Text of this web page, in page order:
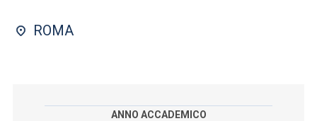
SEI UN DOCENTE O UN MEMBRO DELLO STAFF
ROMA
ANNO ACCADEMICO